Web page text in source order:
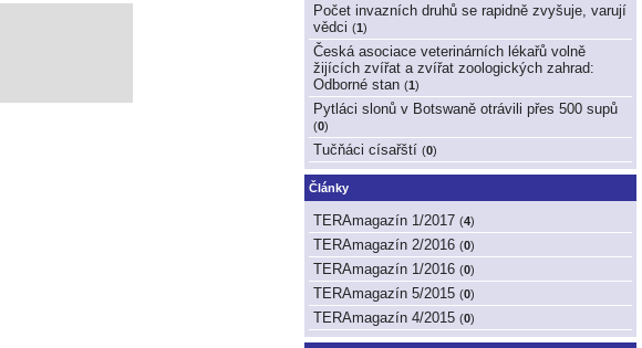
Počet invazních druhů se rapidně zvyšuje, varují
vědci (1)
Česká asociace veterinárních lékařů volně
žijících zvířat a zvířat zoologických zahrad:
Odborné stan (1)
Pytláci slonů v Botswaně otrávili přes 500 supů
(0)
Tučňáci císařští (0)
Články
TERAmagazín 1/2017 (4)
TERAmagazín 2/2016 (0)
TERAmagazín 1/2016 (0)
TERAmagazín 5/2015 (0)
TERAmagazín 4/2015 (0)